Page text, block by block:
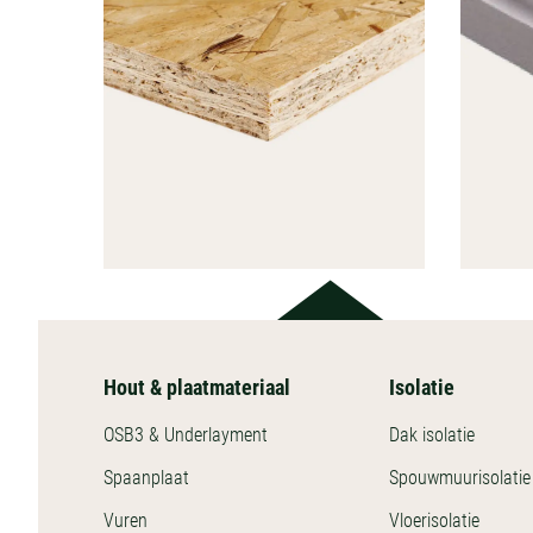
HOUT &
PLAATMATERIAAL
Hout & plaatmateriaal
OSB3 & Underlayment
Spaanplaat
Vuren
Isolatie
Dak isolatie
Spouwmuurisolatie
Vloerisolatie